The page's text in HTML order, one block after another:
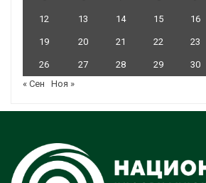
12 13 14 15 16
19 20 21 22 23
26 27 28 29 30
« Сен
Ноя »